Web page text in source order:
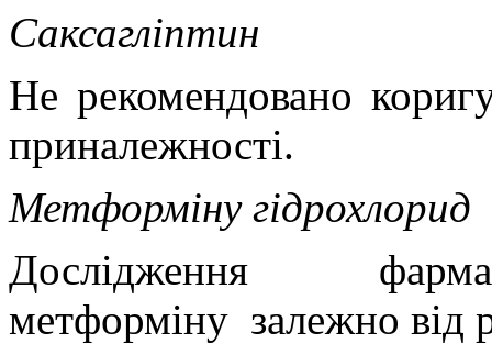
Саксагліптин
Не рекомендовано
приналежності.
Метформіну гідрохлорид
Дослідження
метформіну залежно від